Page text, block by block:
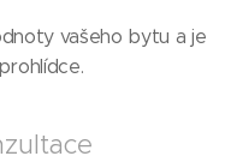
vašeho bytu a je